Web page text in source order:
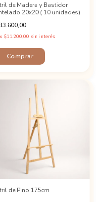
de Madera y Bastidor
20x20 ( 10 unidades)
x $11.200,00 sin interés
de Pino 175cm